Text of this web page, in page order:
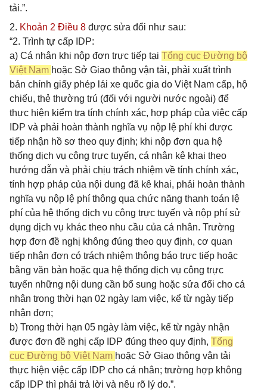
tải.”.
2. Khoản 2 Điều 8 được sửa đổi như sau:
“2. Trình tự cấp IDP:
a) Cá nhân khi nộp đơn trực tiếp tại Tổng cục Đường bộ
Việt Nam hoặc Sở Giao thông vận tải, phải xuất trình
bản chính giấy phép lái xe quốc gia do Việt Nam cấp, hộ
chiếu, thẻ thường trú (đối với người nước ngoài) để
thực hiện kiểm tra tính chính xác, hợp pháp của việc cấp
IDP và phải hoàn thành nghĩa vụ nộp lệ phí khi được
tiếp nhận hồ sơ theo quy định; khi nộp đơn qua hệ
thống dịch vụ công trực tuyến, cá nhân kê khai theo
hướng dẫn và phải chịu trách nhiệm về tính chính xác,
tính hợp pháp của nội dung đã kê khai, phải hoàn thành
nghĩa vụ nộp lệ phí thông qua chức năng thanh toán lệ
phí của hệ thống dịch vụ công trực tuyến và nộp phí sử
dụng dịch vụ khác theo nhu cầu của cá nhân. Trường
hợp đơn đề nghị không đúng theo quy định, cơ quan
tiếp nhận đơn có trách nhiệm thông báo trực tiếp hoặc
bằng văn bản hoặc qua hệ thống dịch vụ công trực
tuyến những nội dung cần bổ sung hoặc sửa đổi cho cá
nhân trong thời hạn 02 ngày lam việc, kể từ ngày tiếp
nhận đơn;
b) Trong thời hạn 05 ngày làm việc, kể từ ngày nhận
được đơn đề nghị cấp IDP đúng theo quy định, Tổng
cục Đường bộ Việt Nam hoặc Sở Giao thông vận tải
thực hiện việc cấp IDP cho cá nhân; trường hợp không
cấp IDP thì phải trả lời và nêu rõ lý do.”.